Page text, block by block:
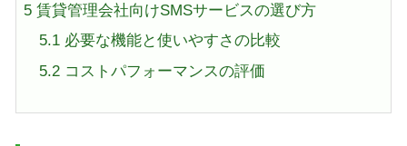
5 賃貸管理会社向けSMSサービスの選び方
5.1必要な機能と使いやすさの比較
5.2コストパフォーマンスの評価